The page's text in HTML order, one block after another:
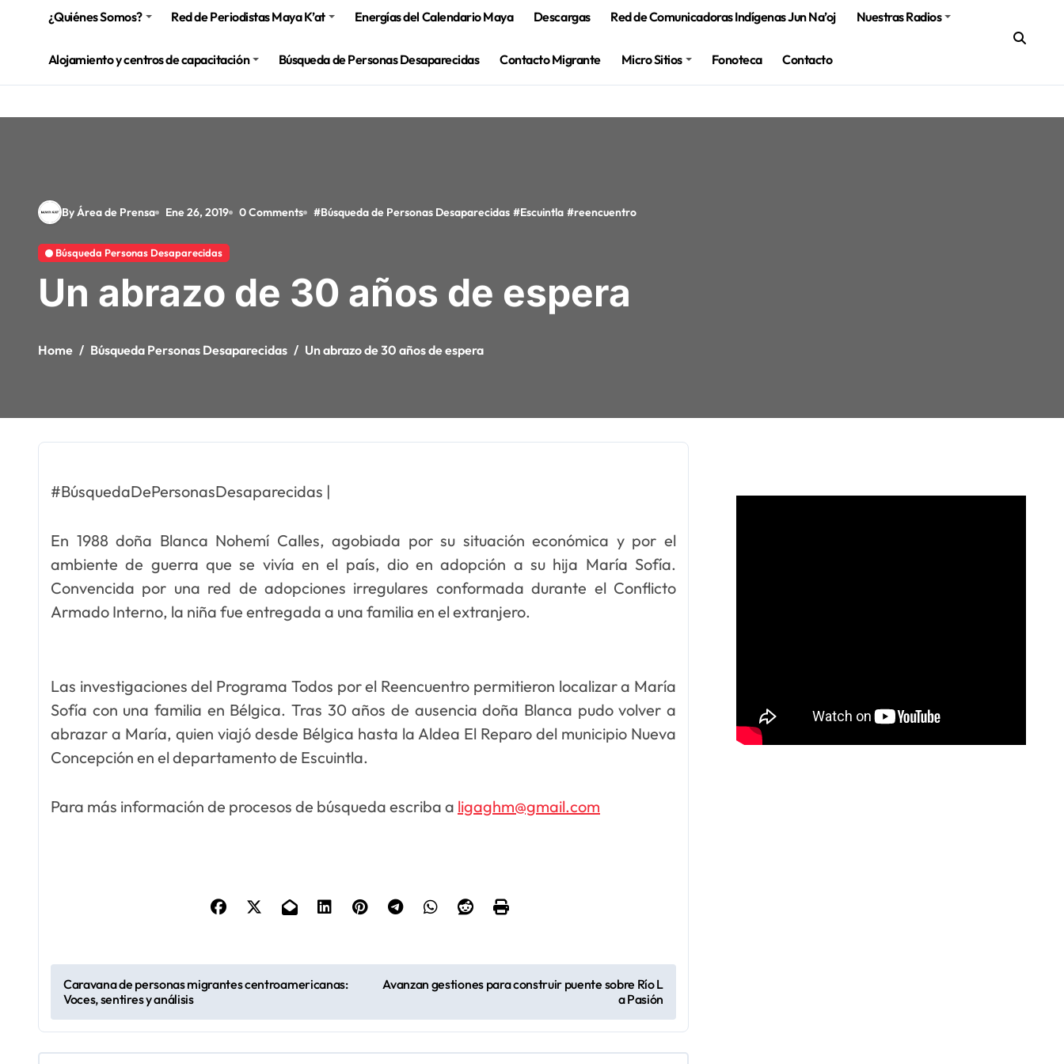
¿Quiénes Somos? Red de Periodistas Maya K’at Energías del Calendario Maya Descargas Red de Comunicadoras Indígenas Jun Na’oj Nuestras Radios
Alojamiento y centros de capacitación Búsqueda de Personas Desaparecidas Contacto Migrante Micro Sitios Fonoteca Contacto
By Área de Prensa Ene 26, 2019 0 Comments #Búsqueda de Personas Desaparecidas #Escuintla #reencuentro
Búsqueda Personas Desaparecidas
Un abrazo de 30 años de espera
Home Búsqueda Personas Desaparecidas Un abrazo de 30 años de espera
#BúsquedaDePersonasDesaparecidas |
En 1988 doña Blanca Nohemí Calles, agobiada por su situación económica y por el
ambiente de guerra que se vivía en el país, dio en adopción a su hija María Sofía.
Convencida por una red de adopciones irregulares conformada durante el Conflicto
Armado Interno, la niña fue entregada a una familia en el extranjero.
Las investigaciones del Programa Todos por el Reencuentro permitieron localizar a María
Sofía con una familia en Bélgica. Tras 30 años de ausencia doña Blanca pudo volver a
abrazar a María, quien viajó desde Bélgica hasta la Aldea El Reparo del municipio Nueva
Concepción en el departamento de Escuintla.
Para más información de procesos de búsqueda escriba a ligaghm@gmail.com
N
a
v
Caravana de personas migrantes centroamericanas:
Voces, sentires y análisis
Avanzan gestiones para construir puente sobre Río L
a Pasión